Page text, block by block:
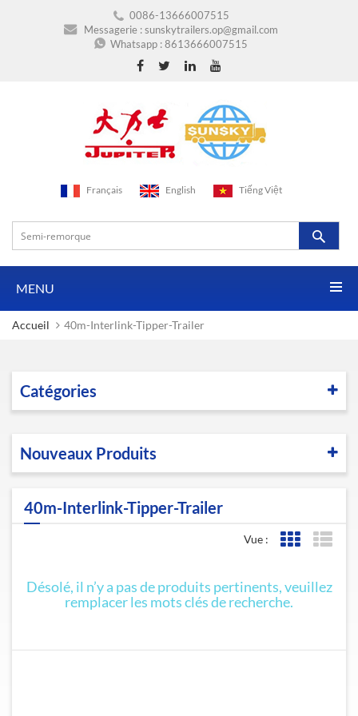
0086-13666007515
Messagerie :sunskytrailers.op@gmail.com
Whatsapp :8613666007515
Français English Tiếng Việt
MENU
Accueil 40m-Interlink-Tipper-Trailer
Catégories
Nouveaux Produits
40m-Interlink-Tipper-Trailer
Vue : Affichage
Désolé, il n’y a pas de produits pertinents, veuillez
remplacer les mots clés de recherche.